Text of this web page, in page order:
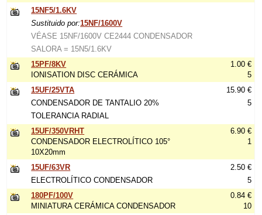
15NF5/1.6KV
Sustituido por:15NF/1600V
VÉASE 15NF/1600V CE2444 CONDENSADOR
SALORA = 15N5/1.6KV
15PF/8KV
IONISATION DISC CERÁMICA
1.00 €
5
15UF/25VTA
CONDENSADOR DE TANTALIO 20%
TOLERANCIA RADIAL
15.90 €
5
15UF/350VRHT
CONDENSADOR ELECTROLÍTICO 105°
10X20mm
6.90 €
1
15UF/63VR
ELECTROLÍTICO CONDENSADOR
2.50 €
5
180PF/100V
MINIATURA CERÁMICA CONDENSADOR
0.84 €
10